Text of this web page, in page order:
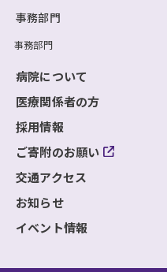
事務部門
事務部門
病院について
医療関係者の方
採用情報
ご寄附のお願い
交通アクセス
お知らせ
イベント情報